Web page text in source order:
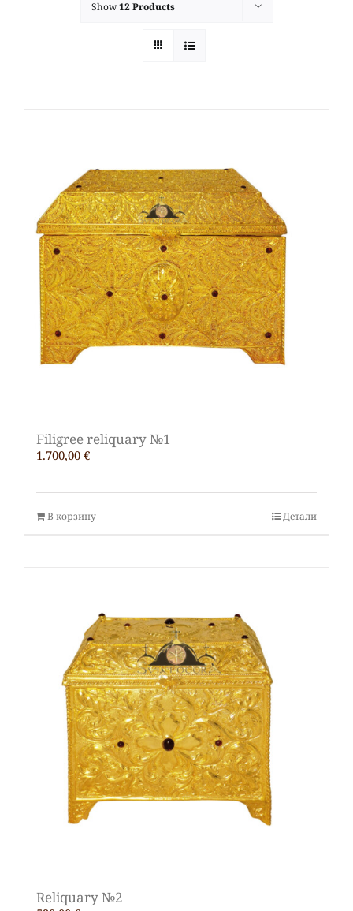
Show12 Products
Filigree reliquary №1
1.700,00 €
В корзину Детали
Reliquary №2